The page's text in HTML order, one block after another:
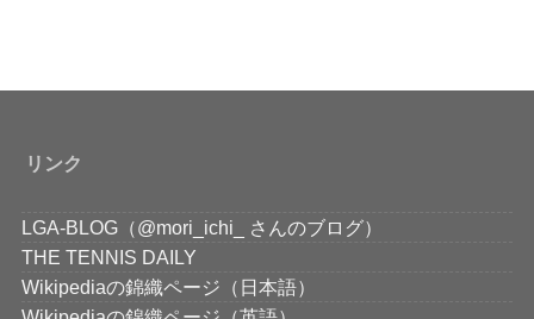
リンク
LGA-BLOG（@mori_ichi_ さんのブログ）
THE TENNIS DAILY
Wikipediaの錦織ページ（日本語）